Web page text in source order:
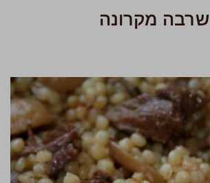
שרבה מקרונה